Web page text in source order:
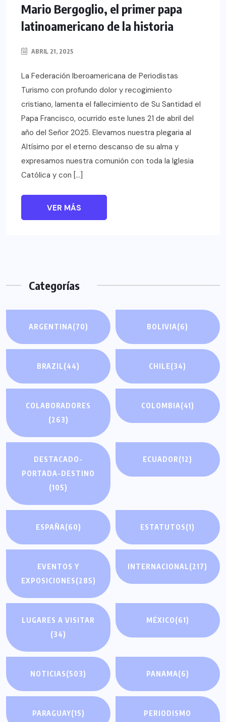
Mario Bergoglio, el primer papa
latinoamericano de la historia
ABRIL 21, 2025
La Federación Iberoamericana de Periodistas
Turismo con profundo dolor y recogimiento
cristiano, lamenta el fallecimiento de Su Santidad el
Papa Francisco, ocurrido este lunes 21 de abril del
año del Señor 2025. Elevamos nuestra plegaria al
Altísimo por el eterno descanso de su alma y
expresamos nuestra comunión con toda la Iglesia
Católica y con […]
VER MÁS
Categorías
ARGENTINA(70) BOLIVIA(6)
BRAZIL(44) CHILE(34)
COLABORADORES
(263)
COLOMBIA(41)
DESTACADO-
PORTADA-DESTINO
(105)
ECUADOR(12)
ESPAÑA(60) ESTATUTOS(1)
EVENTOS Y
EXPOSICIONES(285)
INTERNACIONAL(217)
LUGARES A VISITAR
(34)
MÉXICO(61)
NOTICIAS(503) PANAMA(6)
PARAGUAY(15)
PERIODISMO